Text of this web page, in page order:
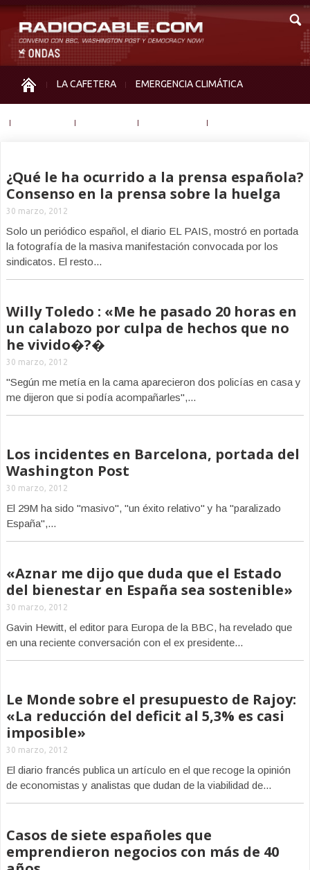
LA CAFETERA EMERGENCIA CLIMÁTICA
¿Qué le ha ocurrido a la prensa española?
Consenso en la prensa sobre la huelga
30 marzo, 2012
Solo un periódico español, el diario EL PAIS, mostró en portada
la fotografía de la masiva manifestación convocada por los
sindicatos. El resto...
Willy Toledo : «Me he pasado 20 horas en
un calabozo por culpa de hechos que no
he vivido�?�
30 marzo, 2012
"Según me metía en la cama aparecieron dos policías en casa y
me dijeron que si podía acompañarles",...
Los incidentes en Barcelona, portada del
Washington Post
30 marzo, 2012
El 29M ha sido "masivo", "un éxito relativo" y ha "paralizado
España",...
«Aznar me dijo que duda que el Estado
del bienestar en España sea sostenible»
30 marzo, 2012
Gavin Hewitt, el editor para Europa de la BBC, ha revelado que
en una reciente conversación con el ex presidente...
Le Monde sobre el presupuesto de Rajoy:
«La reducción del deficit al 5,3% es casi
imposible»
30 marzo, 2012
El diario francés publica un artículo en el que recoge la opinión
de economistas y analistas que dudan de la viabilidad de...
Casos de siete españoles que
emprendieron negocios con más de 40